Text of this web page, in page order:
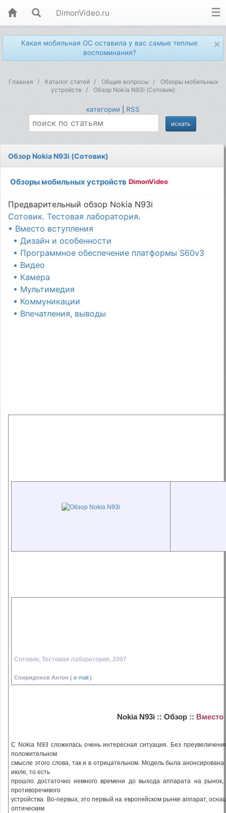
DimonVideo.ru
×
Какая мобильная ОС оставила у вас самые теплые
воспоминания?
Главная Каталог статей Общие вопросы
Обзоры мобильных
устройств
Обзор Nokia N93i (Сотовик)
категории RSS
Обзор Nokia N93i (Сотовик)
Обзоры мобильных устройств DimonVideo
Предварительный обзор Nokia N93i
Сотовик. Тестовая лаборатория.
• Вместо вступления
• Дизайн и особенности
• Программное обеспечение платформы S60v3
• Видео
• Камера
• Мультимедия
• Коммуникации
• Впечатления, выводы
Сотовик, Тестовая лаборатория, 2007
Спиридонов Антон ( e-mail )
Nokia N93i :: Обзор :: Вместо
С Nokia N93 сложилась очень интересная ситуация. Без
положительном
смысле этого слова, так и в отрицательном. Модель была
июле, то есть
прошло достаточно немного времени до выхода аппарата на
противоречивого
устройства. Во-первых, это первый на европейском рынке аппарат,
оптическим